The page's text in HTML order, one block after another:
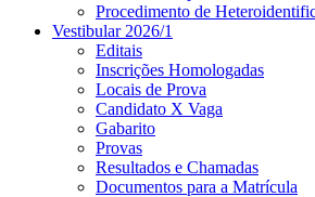
Procedimento de
Vestibular 2026/1
Editais
Inscrições Homologadas
Locais de Prova
Candidato X Vaga
Gabarito
Provas
Resultados e Chamadas
Documentos para a Matrícula